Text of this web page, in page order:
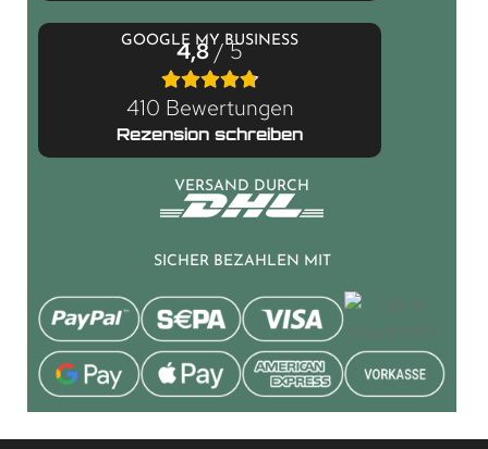
GOOGLE MY BUSINESS
4,8/ 5
410 Bewertungen
Rezension schreiben
VERSAND DURCH
SICHER BEZAHLEN MIT